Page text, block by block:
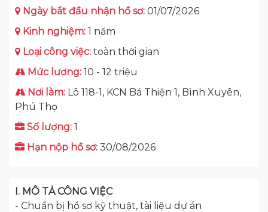
Ngày bắt đầu nhận hồ sơ: 01/07/2026
Kinh nghiệm: 1 năm
Loại công việc: toàn thời gian
Mức lương: 10 - 12 triệu
Nơi làm: Lô 118-1, KCN Bá Thiện 1, Bình Xuyên,
Phú Thọ
Số lượng: 1
Hạn nộp hồ sơ: 30/08/2026
I. MÔ TẢ CÔNG VIỆC
- Chuẩn bị hồ sơ kỹ thuật, tài liệu dự án